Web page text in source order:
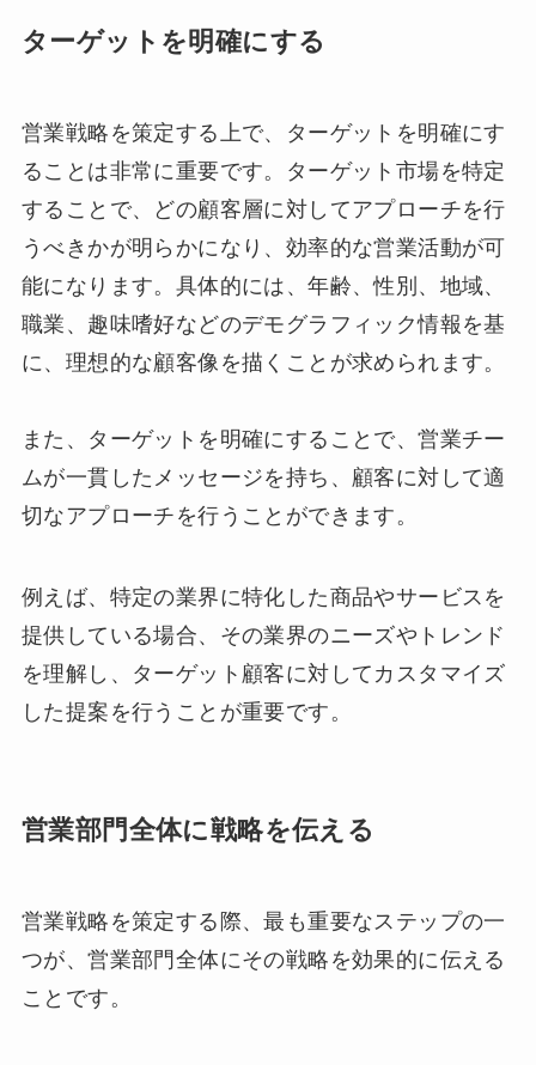
ターゲットを明確にする
営業戦略を策定する上で、ターゲットを明確にす
ることは非常に重要です。ターゲット市場を特定
することで、どの顧客層に対してアプローチを行
うべきかが明らかになり、効率的な営業活動が可
能になります。具体的には、年齢、性別、地域、
職業、趣味嗜好などのデモグラフィック情報を基
に、理想的な顧客像を描くことが求められます。
また、ターゲットを明確にすることで、営業チー
ムが一貫したメッセージを持ち、顧客に対して適
切なアプローチを行うことができます。
例えば、特定の業界に特化した商品やサービスを
提供している場合、その業界のニーズやトレンド
を理解し、ターゲット顧客に対してカスタマイズ
した提案を行うことが重要です。
営業部門全体に戦略を伝える
営業戦略を策定する際、最も重要なステップの一
つが、営業部門全体にその戦略を効果的に伝える
ことです。